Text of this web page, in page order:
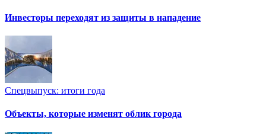
Инвесторы переходят из защиты в нападение
Спецвыпуск: итоги года
Объекты, которые изменят облик города